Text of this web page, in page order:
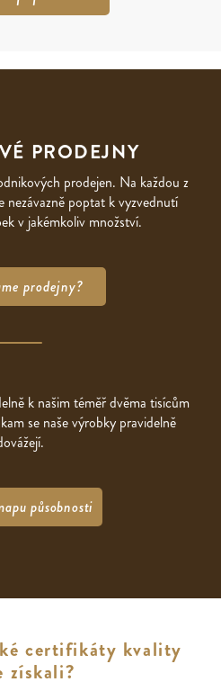
PRODEJNY
prodejen. Na každou z
nezávazně poptat k vyzvednutí
v jakémkoliv množství.
prodejny?
k našim téměř dvěma tisícům
se naše výrobky pravidelně
působnosti
certifikáty kvality
získali?